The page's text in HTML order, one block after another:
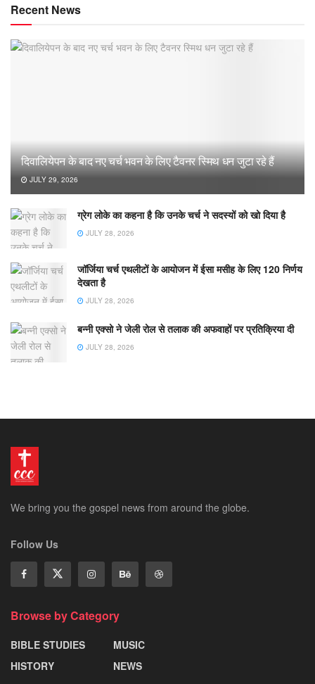
Recent News
दिवालियेपन के बाद नए चर्च भवन के लिए टैवनर स्मिथ धन जुटा रहे हैं
JULY 29, 2026
ग्रेग लोके का कहना है कि उनके चर्च ने सदस्यों को खो दिया है
JULY 28, 2026
जॉर्जिया चर्च एथलीटों के आयोजन में ईसा मसीह के लिए 120 निर्णय
देखता है
JULY 28, 2026
बन्नी एक्सो ने जेली रोल से तलाक की अफवाहों पर प्रतिक्रिया दी
JULY 28, 2026
We bring you the gospel news from around the globe.
Follow Us
Browse by Category
BIBLE STUDIES
HISTORY
MUSIC
NEWS